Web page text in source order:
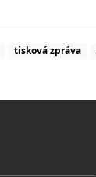
tisková zpráva